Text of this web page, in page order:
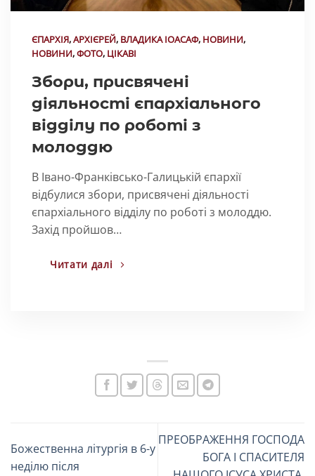
ЄПАРХІЯ,АРХІЄРЕЙ, ВЛАДИКА ІОАСАФ, НОВИНИ,
НОВИНИ,ФОТО, ЦІКАВІ
Збори, присвячені
діяльності єпархіального
відділу по роботі з
молоддю
В Івано-Франківсько-Галицькій єпархії
відбулися збори, присвячені діяльності
єпархіального відділу по роботі з молоддю.
Захід пройшов…
Читати далі
Божественна літургія в 6-у
неділю після
ПРЕОБРАЖЕННЯ ГОСПОДА
БОГА І СПАСИТЕЛЯ